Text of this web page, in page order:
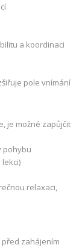
a koordinaci
pole vnímání
je možné zapůjčit
pohybu
relaxaci,
zahájením